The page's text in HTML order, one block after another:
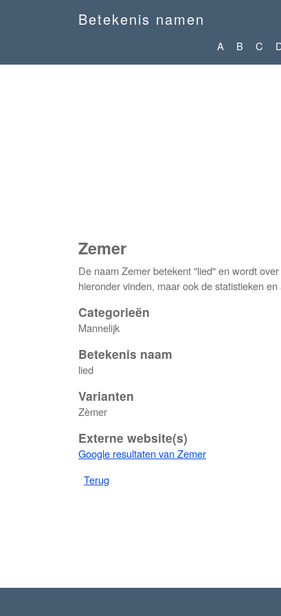
Betekenis namen
A B C
Zemer
De naam Zemer betekent "lied" en wordt
hieronder vinden, maar ook de statistieken
Categorieën
Mannelijk
Betekenis naam
lied
Varianten
Zèmer
Externe website(s)
Google resultaten van Zemer
Terug